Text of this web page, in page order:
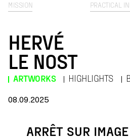
MISSION PRACTICAL
HERVÉ
LE NOST
ARTWORKS HIGHLIGHTS
08.09.2025
ARRÊT SUR